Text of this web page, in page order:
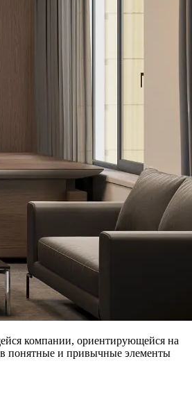
компании, ориентирующейся на
понятные и привычные элементы